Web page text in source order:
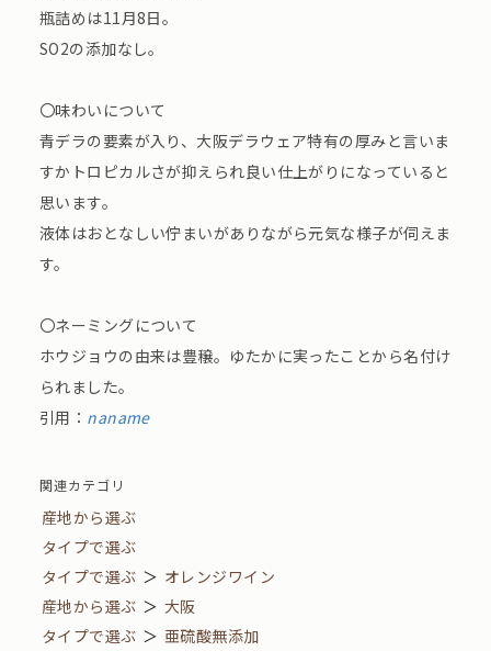
瓶詰めは11月8日。
SO2の添加なし。
〇味わいについて
青デラの要素が入り、大阪デラウェア特有の厚みと言いま
すかトロピカルさが抑えられ良い仕上がりになっていると
思います。
液体はおとなしい佇まいがありながら元気な様子が伺えま
す。
〇ネーミングについて
ホウジョウの由来は豊穣。ゆたかに実ったことから名付け
られました。
引用： naname
関連カテゴリ
産地から選ぶ
タイプで選ぶ
タイプで選ぶ ＞ オレンジワイン
産地から選ぶ ＞ 大阪
タイプで選ぶ ＞ 亜硫酸無添加